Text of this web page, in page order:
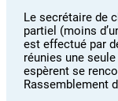
Le secrétaire de
partiel (moins
est effectué par
réunies une
espèrent se
Rassemblement